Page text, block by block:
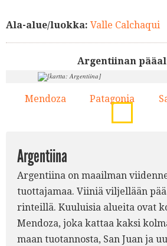
Ala-alue/luokka: Valle Calchaqui
Argentiinan
1.
4.
Mendoza Patagonia
Argentiina
Argentiina on maailman
tuottajamaa. Viiniä viljellään
rinteillä. Kuuluisia alueita ovat
Mendoza, joka kattaa kaksi
maan tuotannosta, San Juan ja